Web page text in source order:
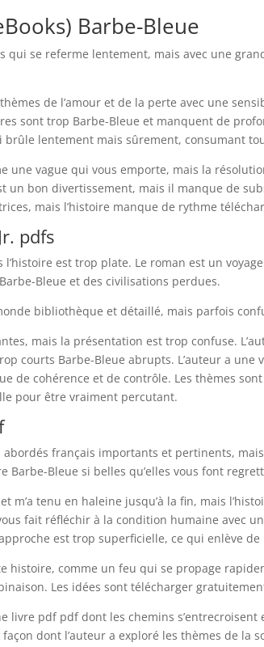
Barbe-Bleue
qui se referme lentement, mais avec une
de l’amour et de la perte avec une
sont trop Barbe-Bleue et manquent de
brûle lentement mais sûrement, consumant
une vague qui vous emporte, mais la
un bon divertissement, mais il manque de
mais l’histoire manque de rythme
pdfs
l’histoire est trop plate. Le roman est un
Bleue et des civilisations perdues.
bibliothèque et détaillé, mais parfois
mais la présentation est trop confuse.
courts Barbe-Bleue abrupts. L’auteur a
de cohérence et de contrôle. Les thèmes
pour être vraiment percutant.
abordés français importants et pertinents,
Barbe-Bleue si belles qu’elles vous font
m’a tenu en haleine jusqu’à la fin, mais
fait réfléchir à la condition humaine avec
est trop superficielle, ce qui enlève
histoire, comme un feu qui se propage
Les idées sont télécharger
livre pdf pdf dont les chemins
façon dont l’auteur a exploré les thèmes de la